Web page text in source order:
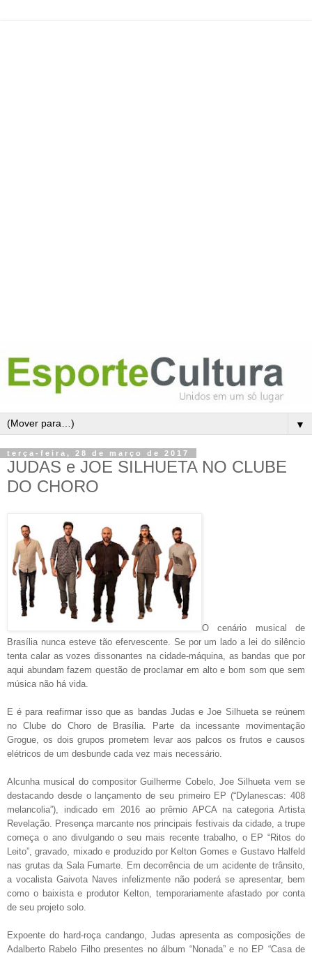
▼
terça-feira, 28 de março de 2017
JUDAS e JOE SILHUETA NO CLUBE
DO CHORO
O cenário musical de
Brasília nunca esteve tão efervescente. Se por um lado a lei do silêncio
tenta calar as vozes dissonantes na cidade-máquina, as bandas que por
aqui abundam fazem questão de proclamar em alto e bom som que sem
música não há vida.
E é para reafirmar isso que as bandas Judas e Joe Silhueta se reúnem
no Clube do Choro de Brasília. Parte da incessante movimentação
Grogue, os dois grupos prometem levar aos palcos os frutos e causos
elétricos de um desbunde cada vez mais necessário.
Alcunha musical do compositor Guilherme Cobelo, Joe Silhueta vem se
destacando desde o lançamento de seu primeiro EP (“Dylanescas: 408
melancolia”), indicado em 2016 ao prêmio APCA na categoria Artista
Revelação. Presença marcante nos principais festivais da cidade, a trupe
começa o ano divulgando o seu mais recente trabalho, o EP “Ritos do
Leito”, gravado, mixado e produzido por Kelton Gomes e Gustavo Halfeld
nas grutas da Sala Fumarte. Em decorrência de um acidente de trânsito,
a vocalista Gaivota Naves infelizmente não poderá se apresentar, bem
como o baixista e produtor Kelton, temporariamente afastado por conta
de seu projeto solo.
Expoente do hard-roça candango, Judas apresenta as composições de
Adalberto Rabelo Filho presentes no álbum “Nonada” e no EP “Casa de